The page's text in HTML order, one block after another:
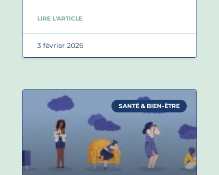
LIRE L'ARTICLE
3 février 2026
SANTÉ & BIEN-ÊTRE